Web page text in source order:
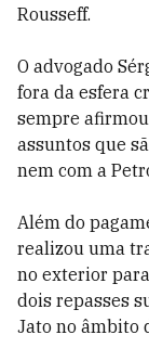
Rousseff.
O advogado
fora da esfera
sempre
assuntos que
nem com a
Além do
realizou uma
no exterior
dois repasses
Jato no âmbito